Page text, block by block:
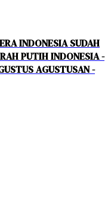
INDONESIA SUDAH
PUTIH INDONESIA -
AGUSTUSAN -